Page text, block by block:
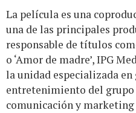
La película es una
una de las principales
responsable de títulos
o ‘Amor de madre’, IPG
la unidad especializada en
entretenimiento del grupo
comunicación y marketing